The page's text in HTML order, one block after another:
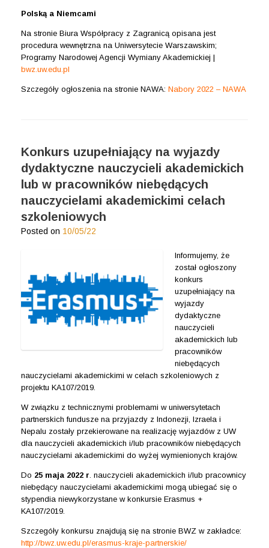
Polską a Niemcami
Na stronie Biura Współpracy z Zagranicą opisana jest
procedura wewnętrzna na Uniwersytecie Warszawskim;
Programy Narodowej Agencji Wymiany Akademickiej |
bwz.uw.edu.pl
Szczegóły ogłoszenia na stronie NAWA: Nabory 2022 – NAWA
Konkurs uzupełniający na wyjazdy
dydaktyczne nauczycieli akademickich
lub w pracowników niebędących
nauczycielami akademickimi celach
szkoleniowych
Posted on 10/05/22
Informujemy, że
został ogłoszony
konkurs
uzupełniający na
wyjazdy
dydaktyczne
nauczycieli
akademickich lub
pracowników
niebędących
nauczycielami akademickimi w celach szkoleniowych z
projektu KA107/2019.
W związku z technicznymi problemami w uniwersytetach
partnerskich fundusze na przyjazdy z Indonezji, Izraela i
Nepalu zostały przekierowane na realizację wyjazdów z UW
dla nauczycieli akademickich i/lub pracowników niebędących
nauczycielami akademickimi do wyżej wymienionych krajów.
Do 25 maja 2022 r . nauczycieli akademickich i/lub pracownicy
niebędący nauczycielami akademickimi mogą ubiegać się o
stypendia niewykorzystane w konkursie Erasmus +
KA107/2019.
Szczegóły konkursu znajdują się na stronie BWZ w zakładce:
http://bwz.uw.edu.pl/erasmus-kraje-partnerskie/